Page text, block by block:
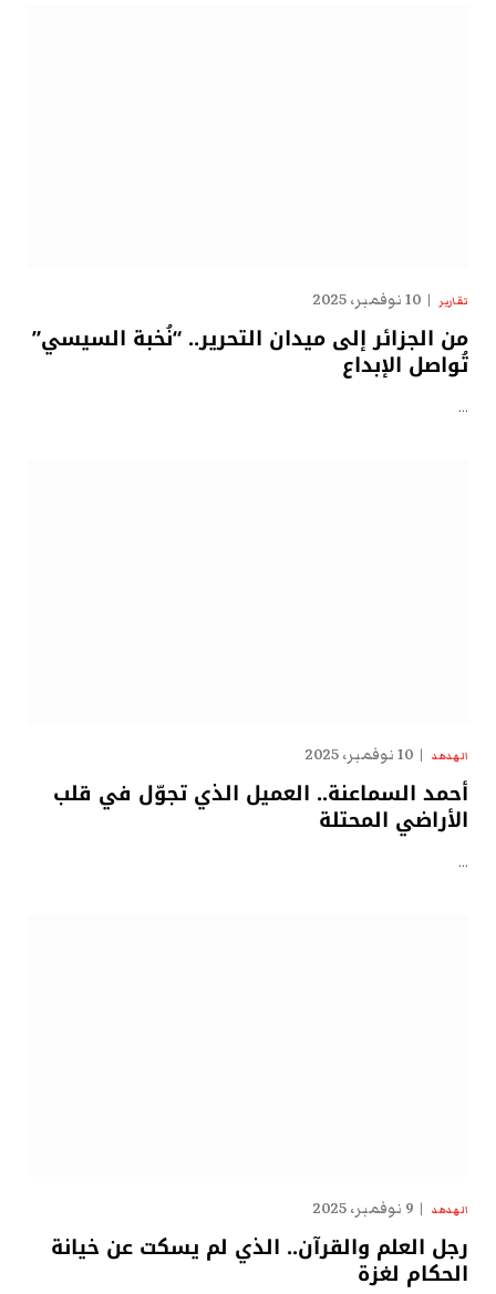
تقارير 10 نوفمبر، 2025
من الجزائر إلى ميدان التحرير.. “نُخبة السيسي”
تُواصل الإبداع
…
الهدهد 10 نوفمبر، 2025
أحمد السماعنة.. العميل الذي تجوّل في قلب
الأراضي المحتلة
…
الهدهد 9 نوفمبر، 2025
رجل العلم والقرآن.. الذي لم يسكت عن خيانة
الحكام لغزة